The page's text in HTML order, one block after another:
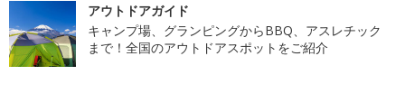
アウトドアガイド
キャンプ場、グランピングからBBQ、アスレチック
まで！全国のアウトドアスポットをご紹介